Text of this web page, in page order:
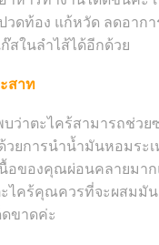
ดท้อง แก้หวัด ลดอาก
สในลำไส้ได้อีกด้วย
สาท
ะไคร้สามารถช่วยซ่
วยการนำน้ำมันหอมระ
อของคุณผ่อนคลายมา
ไคร้คุณควรที่จะผสมมั
ขาดค่ะ